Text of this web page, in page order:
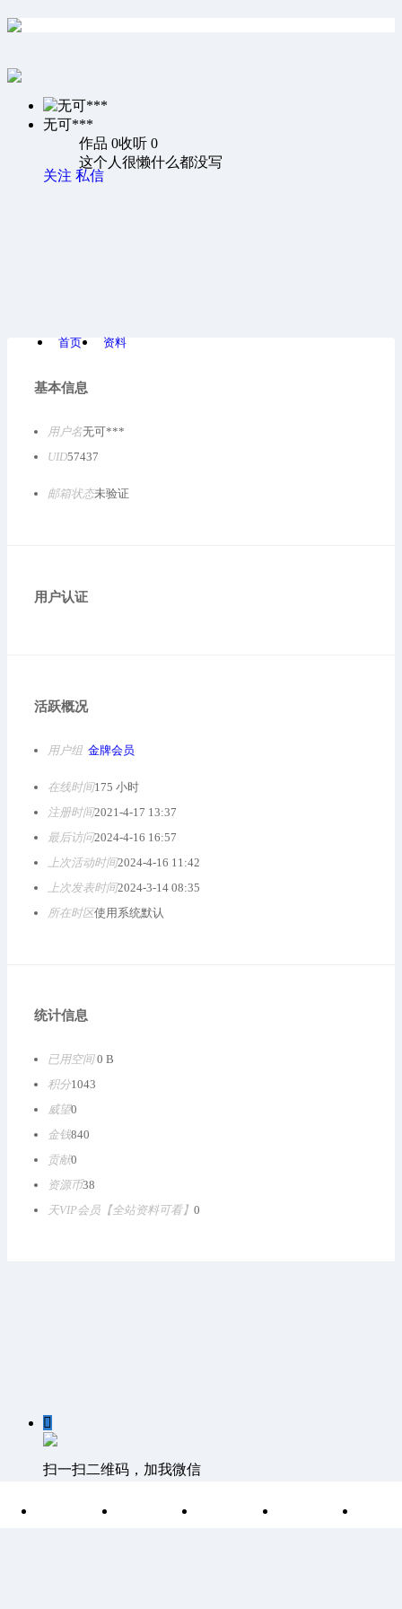
无可***
作品 0收听 0
这个人很懒什么都没写
关注 私信
首页 资料
基本信息
用户名无可***
UID57437
邮箱状态未验证
用户认证
活跃概况
用户组 金牌会员
在线时间175 小时
注册时间2021-4-17 13:37
最后访问2024-4-16 16:57
上次活动时间2024-4-16 11:42
上次发表时间2024-3-14 08:35
所在时区使用系统默认
统计信息
已用空间0 B
积分1043
威望0
金钱840
贡献0
资源币38
天VIP会员【全站资料可看】 0

扫一扫二维码，加我微信